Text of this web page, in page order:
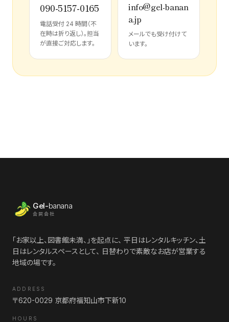
090-5157-0165
電話受付 24 時間（不
在時は折り返し）。担当
が直接ご対応します。
info@gel-banan
a.jp
メールでも受け付けて
います。
Gel-banana
合同会社
「お家以上、図書館未満、」を起点に、 平日はレンタルキッチン、土
日はレンタルスペースとして、 日替わりで素敵なお店が営業する
地域の場です。
ADDRESS
〒620-0029 京都府福知山市下新10
HOURS